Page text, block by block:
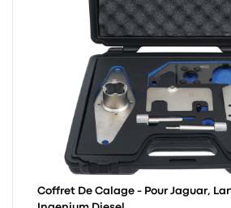
Coffret De Calage - Pour Jaguar,